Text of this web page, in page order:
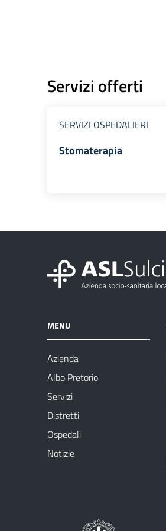
Servizi offerti
SERVIZI OSPEDALIERI
Stomaterapia
MENU
Azienda
Albo Pretorio
Servizi
Distretti
Ospedali
Notizie